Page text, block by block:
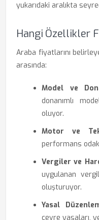
yukarıdaki aralıkta
Hangi Özellikler
Araba fiyatlarını
arasında:
Model ve
donanımlı
oluyor.
Motor ve
performans
Vergiler ve
uygulanan
oluşturuyor.
Yasal
çevre yasaları,